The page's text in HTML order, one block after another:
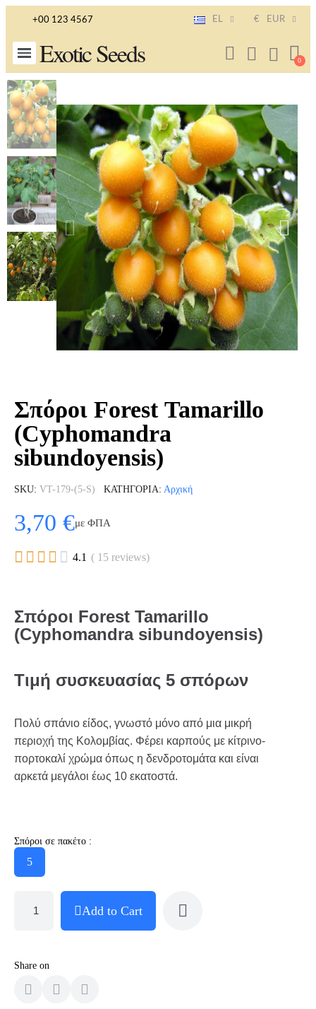
+00 123 4567 EL € EUR
Exotic Seeds
Σπόροι Forest Tamarillo
(Cyphomandra
sibundoyensis)
SKU VT-179-(5-S) ΚΑΤΗΓΟΡΊΑ Αρχική
3,70 €με ΦΠΑ
     4.1 ( 15 reviews)
Σπόροι Forest Tamarillo
(Cyphomandra sibundoyensis)
Τιμή συσκευασίας 5 σπόρων
Πολύ σπάνιο είδος, γνωστό μόνο από μια μικρή
περιοχή της Κολομβίας. Φέρει καρπούς με κίτρινο-
πορτοκαλί χρώμα όπως η δενδροτομάτα και είναι
αρκετά μεγάλοι έως 10 εκατοστά.
Σπόροι σε πακέτο :
5
Add to Cart
Share on